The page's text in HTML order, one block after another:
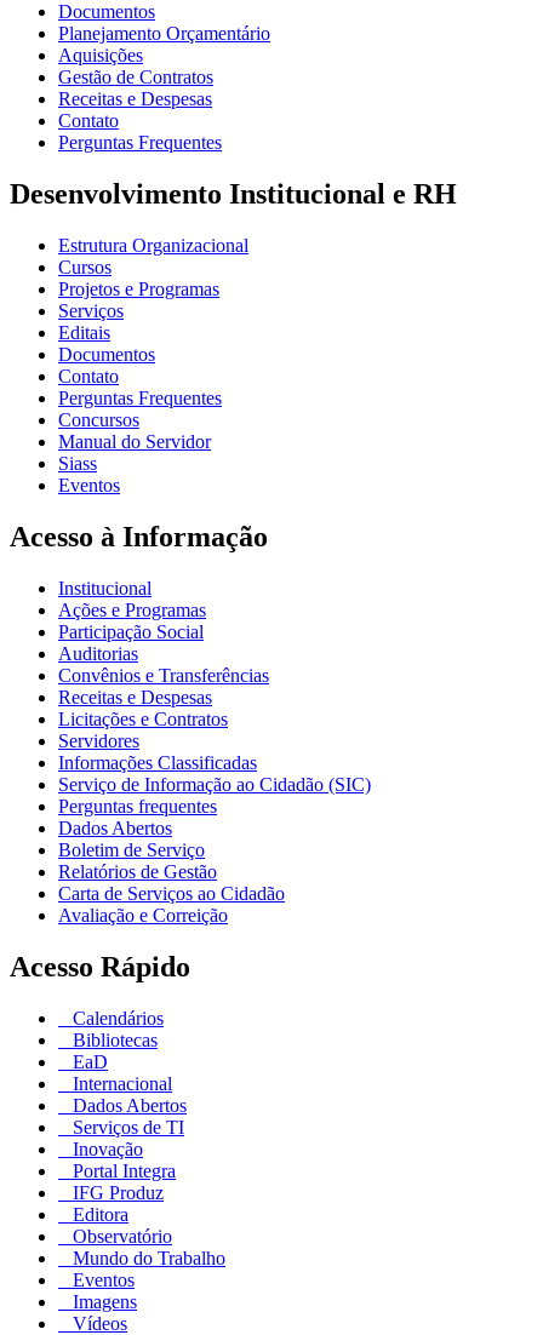
Documentos
Planejamento Orçamentário
Aquisições
Gestão de Contratos
Receitas e Despesas
Contato
Perguntas Frequentes
Desenvolvimento Institucional e RH
Estrutura Organizacional
Cursos
Projetos e Programas
Serviços
Editais
Documentos
Contato
Perguntas Frequentes
Concursos
Manual do Servidor
Siass
Eventos
Acesso à Informação
Institucional
Ações e Programas
Participação Social
Auditorias
Convênios e Transferências
Receitas e Despesas
Licitações e Contratos
Servidores
Informações Classificadas
Serviço de Informação ao Cidadão (SIC)
Perguntas frequentes
Dados Abertos
Boletim de Serviço
Relatórios de Gestão
Carta de Serviços ao Cidadão
Avaliação e Correição
Acesso Rápido
Calendários
Bibliotecas
EaD
Internacional
Dados Abertos
Serviços de TI
Inovação
Portal Integra
IFG Produz
Editora
Observatório
Mundo do Trabalho
Eventos
Imagens
Vídeos